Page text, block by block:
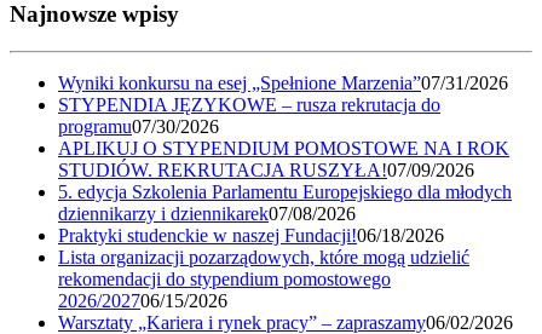
Najnowsze wpisy
Wyniki konkursu na esej „Spełnione Marzenia”07/31/2026
STYPENDIA JĘZYKOWE – rusza rekrutacja do
programu07/30/2026
APLIKUJ O STYPENDIUM POMOSTOWE NA I ROK
STUDIÓW. REKRUTACJA RUSZYŁA!07/09/2026
5. edycja Szkolenia Parlamentu Europejskiego dla młodych
dziennikarzy i dziennikarek07/08/2026
Praktyki studenckie w naszej Fundacji!06/18/2026
Lista organizacji pozarządowych, które mogą udzielić
rekomendacji do stypendium pomostowego
2026/202706/15/2026
Warsztaty „Kariera i rynek pracy” – zapraszamy06/02/2026